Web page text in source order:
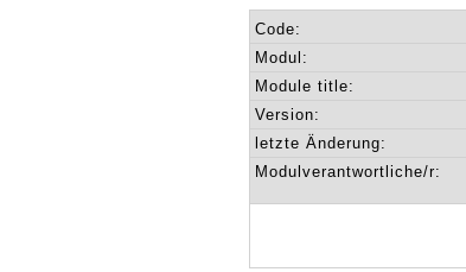
Code:
Modul:
Module title:
Version:
letzte Änderung:
Modulverantwortliche/r: